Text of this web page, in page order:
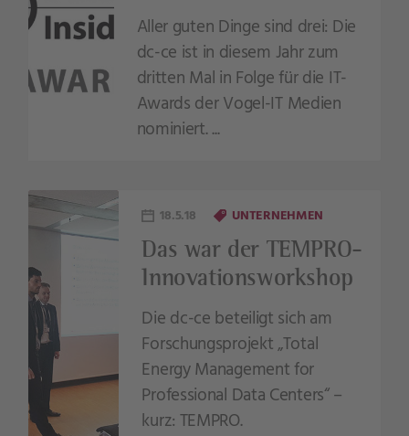
Aller guten Dinge sind drei: Die
dc-ce ist in diesem Jahr zum
dritten Mal in Folge für die IT-
Awards der Vogel-IT Medien
nominiert. ...
18.5.18 UNTERNEHMEN
Das war der TEMPRO-
Innovationsworkshop
Die dc-ce beteiligt sich am
Forschungsprojekt „Total
Energy Management for
Professional Data Centers“ –
kurz: TEMPRO.